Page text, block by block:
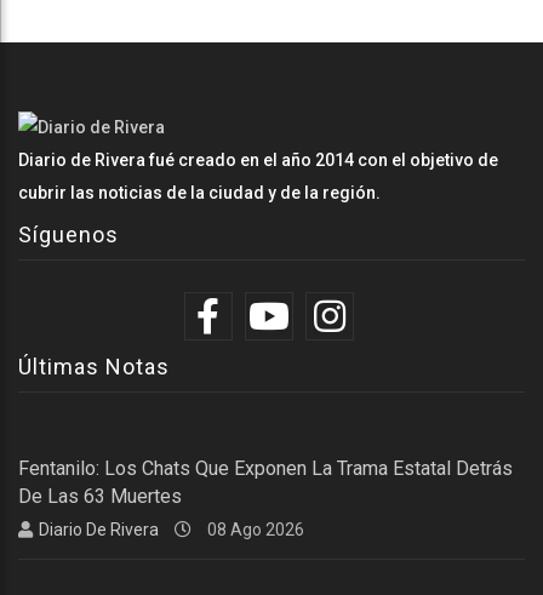
Diario de Rivera fué creado en el año 2014 con el objetivo de
cubrir las noticias de la ciudad y de la región.
Síguenos
Últimas Notas
Fentanilo: Los Chats Que Exponen La Trama Estatal Detrás
De Las 63 Muertes
Diario De Rivera 08 Ago 2026